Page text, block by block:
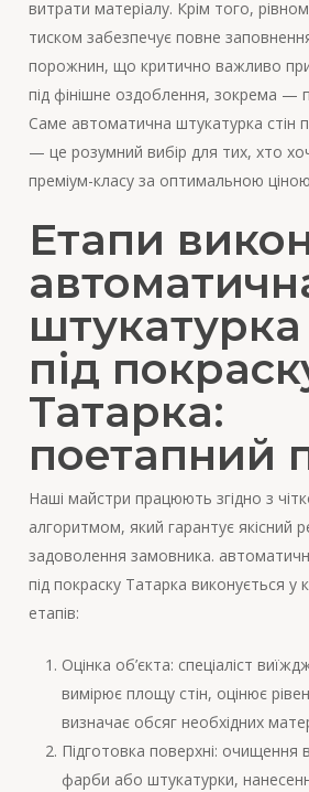
витрати матеріалу. Крім того,
тиском забезпечує повне
порожнин, що критично важливо при
під фінішне оздоблення, зокрема —
Саме автоматична штукатурка стін
— це розумний вибір для тих, хто
преміум-класу за оптимальною
Етапи
штукатурка
під
Татарка:
поетапний
Наші майстри працюють згідно з
алгоритмом, який гарантує якісний
задоволення замовника.
під покраску Татарка виконується у
етапів:
Оцінка об’єкта: спеціаліст
вимірює площу стін, оцінює
визначає обсяг необхідних
Підготовка поверхні: очищення
фарби або штукатурки,